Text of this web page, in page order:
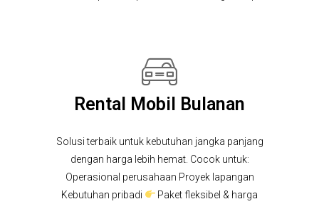
Rental Mobil Bulanan
Solusi terbaik untuk kebutuhan jangka panjang
dengan harga lebih hemat. Cocok untuk:
Operasional perusahaan Proyek lapangan
Kebutuhan pribadi
Paket fleksibel & harga